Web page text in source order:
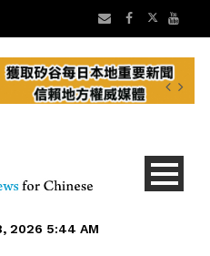
2026 5:44 AM